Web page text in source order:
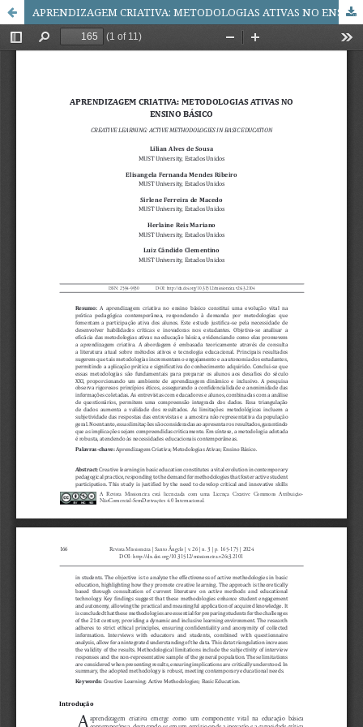
APRENDIZAGEM CRIATIVA: METODOLOGIAS ATIVAS NO ENSINO BÁSICO